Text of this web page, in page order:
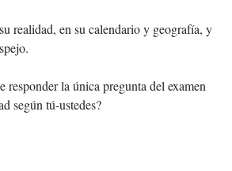
realidad, en su calendario y geografía, y
responder la única pregunta del examen
según tú-ustedes?